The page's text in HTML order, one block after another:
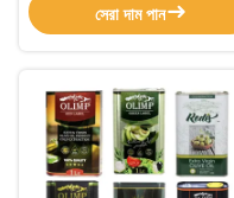
সেরা দাম পান